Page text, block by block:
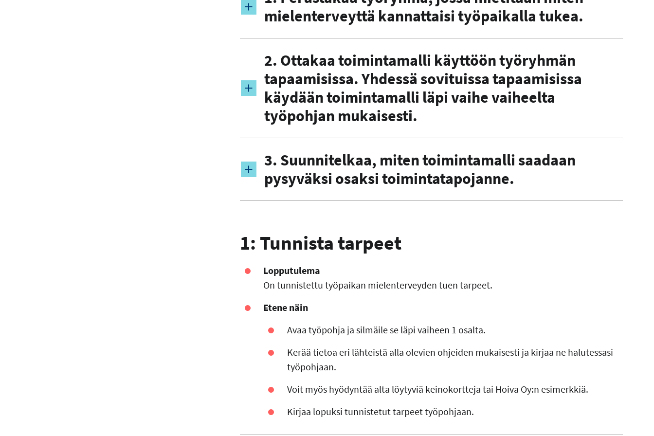
mielenterveyttä kannattaisi työpaikalla tukea.
2. Ottakaa toimintamalli käyttöön työryhmän
tapaamisissa. Yhdessä sovituissa tapaamisissa
käydään toimintamalli läpi vaihe vaiheelta
työpohjan mukaisesti.
3. Suunnitelkaa, miten toimintamalli saadaan
pysyväksi osaksi toimintatapojanne.
1: Tunnista tarpeet
Lopputulema
On tunnistettu työpaikan mielenterveyden tuen tarpeet.
Etene näin
Avaa työpohja ja silmäile se läpi vaiheen 1 osalta.
Kerää tietoa eri lähteistä alla olevien ohjeiden mukaisesti ja kirjaa ne halutessasi
työpohjaan.
Voit myös hyödyntää alta löytyviä keinokortteja tai Hoiva Oy:n esimerkkiä.
Kirjaa lopuksi tunnistetut tarpeet työpohjaan.